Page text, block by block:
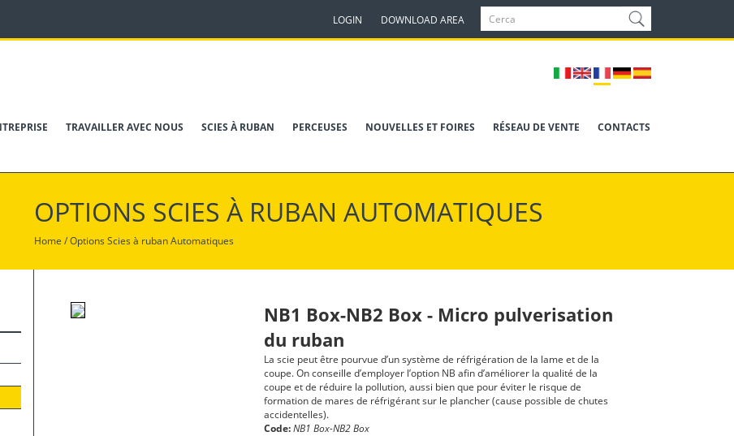
LOGIN DOWNLOAD AREA
TRAVAILLER AVEC NOUS SCIES À RUBAN PERCEUSES NOUVELLES ET FOIRES RÉSEAU DE VENTE CONTACTS
OPTIONS SCIES À RUBAN AUTOMATIQUES
Home /Options Scies à ruban Automatiques
NB1 Box-NB2 Box - Micro pulverisation
du ruban
La scie peut être pourvue d’un système de réfrigération de la lame et de la
coupe. On conseille d’employer l’option NB afin d’améliorer la qualité de la
coupe et de réduire la pollution, aussi bien que pour éviter le risque de
formation de mares de réfrigérant sur le plancher (cause possible de chutes
accidentelles).
Code:NB1 Box-NB2 Box